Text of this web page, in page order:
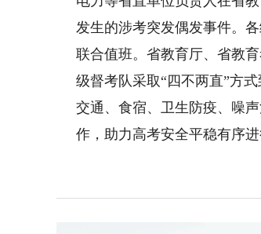
发生的涉考突发偶发事件。
联合值班。省教育厅、省教
级督考队采取“四不两直”方
交通、食宿、卫生防疫、噪
作，助力高考安全平稳有序进